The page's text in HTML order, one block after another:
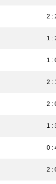
2 :
1 :
1 :
2 :
2 :
1 :
0 :
2 :